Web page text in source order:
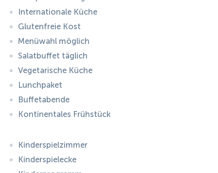
Internationale Küche
Glutenfreie Kost
Menüwahl möglich
Salatbuffet täglich
Vegetarische Küche
Lunchpaket
Buffetabende
Kontinentales Frühstück
Kinderspielzimmer
Kinderspielecke